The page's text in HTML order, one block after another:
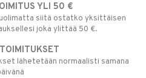
YLI 50 €
siitä ostatko yksittäisen
joka ylittää 50 €.
lähetetään normaalisti samana